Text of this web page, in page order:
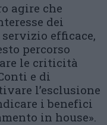
agire che
dei
efficace,
percorso
le criticità
e di
l’esclusione
i benefìci
in house».